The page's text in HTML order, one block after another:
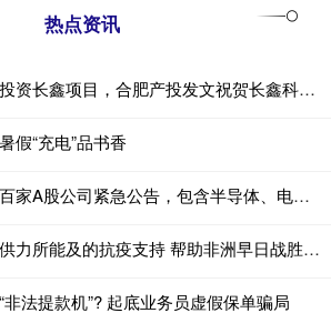
热点资讯
赚配网 十年连续重仓投资长鑫项目，合肥产投发文祝贺长鑫科技上市
假“充电”品书香
纯旭配资 同一晚，超百家A股公司紧急公告，包含半导体、电子材料等热门赛道企业
嘉盛投资 中方：将提供力所能及的抗疫支持 帮助非洲早日战胜埃博拉疫情
法提款机”? 起底业务员虚假保单骗局